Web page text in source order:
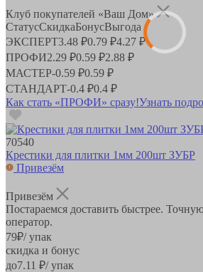
Клуб покупателей «Ваш Дом»
СтатусСкидкаБонусВыгода
ЭКСПЕРТ3.48 ₽0.79 ₽4.27 ₽
ПРОФИ2.29 ₽0.59 ₽2.88 ₽
МАСТЕР-0.59 ₽0.59 ₽
СТАНДАРТ-0.4 ₽0.4 ₽
Как стать «ПРОФИ» сразу!Узнать
70540
Крестики для плитки 1мм 200шт ЗУБР
Привезём
Привезём
Постараемся доставить быстрее.
оператор.
79₽/ упак
скидка и бонус
до7.11 ₽/ упак